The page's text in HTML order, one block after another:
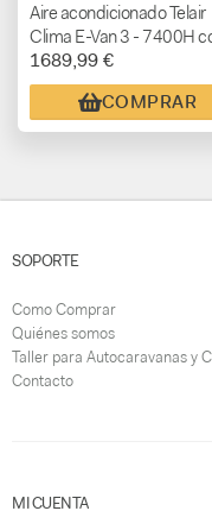
Aire acondicionado Telair
Clima E-Van 3 - 7400H
bomba de calor para
campers y
1689,99 €
COMPRAR
SOPORTE
Como Comprar
Quiénes somos
Taller para Autocaravanas y
Contacto
MI CUENTA